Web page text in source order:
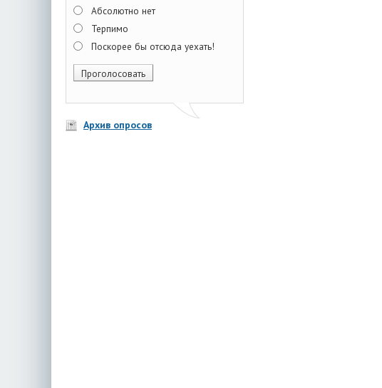
Абсолютно нет
Терпимо
Поскорее бы отсюда уехать!
Архив опросов